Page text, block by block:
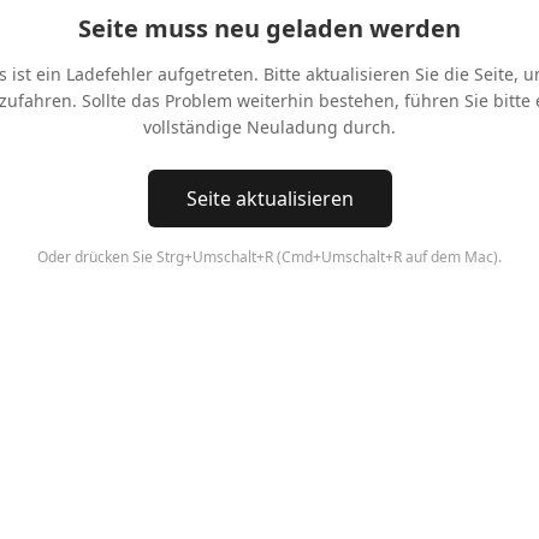
Seite muss neu geladen werden
ist ein Ladefehler aufgetreten. Bitte aktualisieren Sie die Seite,
Sollte das Problem weiterhin bestehen, führen Sie bitte
vollständige Neuladung durch.
Seite aktualisieren
Oder drücken Sie Strg+Umschalt+R (Cmd+Umschalt+R auf dem Mac).